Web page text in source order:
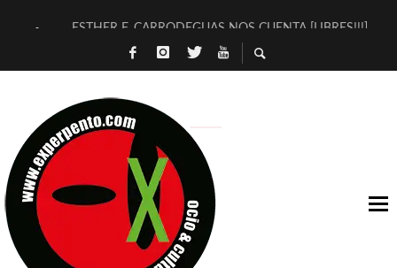
ESTHER F. CARRODEGUAS NOS CUENTA [LIBRES!!!]
[TERRA DE GUAPES] DE SANDRA MONFORT
TIMBRE 4, LA ESCUELA DEL DIRECTOR TEATRAL CLAUDIO
30 AÑOS (NO ES NADA) DE LA KATARSIS DEL TOMATAZO
MILITARES JUDÍAS EN #EXVITA
D’BALDOMEROS REINVENTAN [BITÁCORA 3.0] EN EXVITA
MARSHALL FLASH PRESENTA EN EXVITA [RELATIVA